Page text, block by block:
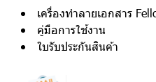
เครื่องทำลายเอกสาร
คู่มือการใช้งาน
ใบรับประกันสินค้า